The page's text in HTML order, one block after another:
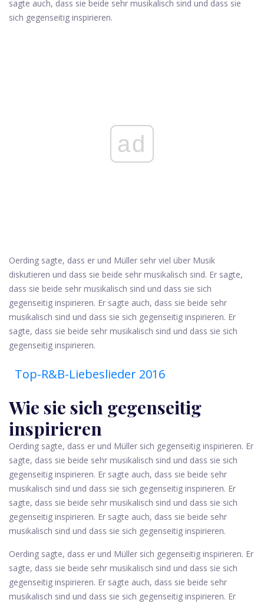
sagte auch, dass sie beide sehr musikalisch sind und dass sie
sich gegenseitig inspirieren.
ad
Oerding sagte, dass er und Müller sehr viel über Musik
diskutieren und dass sie beide sehr musikalisch sind. Er sagte,
dass sie beide sehr musikalisch sind und dass sie sich
gegenseitig inspirieren. Er sagte auch, dass sie beide sehr
musikalisch sind und dass sie sich gegenseitig inspirieren. Er
sagte, dass sie beide sehr musikalisch sind und dass sie sich
gegenseitig inspirieren.
Top-R&B-Liebeslieder 2016
Wie sie sich gegenseitig
inspirieren
Oerding sagte, dass er und Müller sich gegenseitig inspirieren. Er
sagte, dass sie beide sehr musikalisch sind und dass sie sich
gegenseitig inspirieren. Er sagte auch, dass sie beide sehr
musikalisch sind und dass sie sich gegenseitig inspirieren. Er
sagte, dass sie beide sehr musikalisch sind und dass sie sich
gegenseitig inspirieren. Er sagte auch, dass sie beide sehr
musikalisch sind und dass sie sich gegenseitig inspirieren.
Oerding sagte, dass er und Müller sich gegenseitig inspirieren. Er
sagte, dass sie beide sehr musikalisch sind und dass sie sich
gegenseitig inspirieren. Er sagte auch, dass sie beide sehr
musikalisch sind und dass sie sich gegenseitig inspirieren. Er